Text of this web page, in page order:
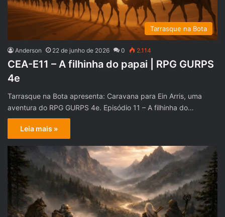
Tarrasque na Bota
Anderson 22 de junho de 2026 0 2.114
CEA-E11 – A filhinha do papai | RPG GURPS
4e
Tarrasque na Bota apresenta: Caravana para Ein Arris, uma
aventura do RPG GURPS 4e. Episódio 11 – A filhinha do…
Leia mais »